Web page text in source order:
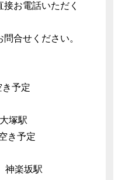
お電話いただく
合せください。
き予定
塚駅
き予定
神楽坂駅